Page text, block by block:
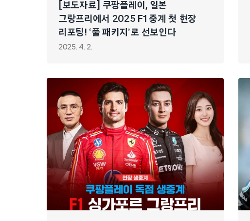
[보도자료] 쿠팡플레이, 일본
그랑프리에서 2025 F1 중계 첫 현장
리포팅! ‘풀 패키지’로 선보인다
2025. 4. 2.